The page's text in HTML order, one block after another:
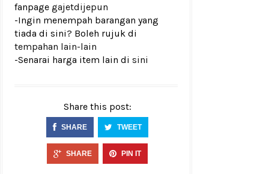
fanpage gajetdijepun
-Ingin menempah barangan yang
tiada di sini? Boleh rujuk di
tempahan lain-lain
-Senarai harga item lain di sini
Share this post:
SHARE TWEET
SHARE PIN IT